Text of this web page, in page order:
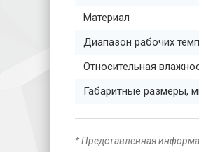
Материал
Диапазон рабочих
Относительная
Габаритные размеры,
* Представленная